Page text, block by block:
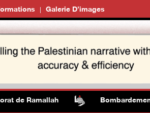
Galerie D’images
Ramallah Bombardements